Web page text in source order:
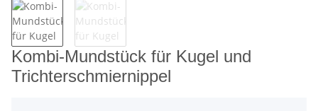
Kombi-Mundstück für Kugel und
Trichterschmiernippel